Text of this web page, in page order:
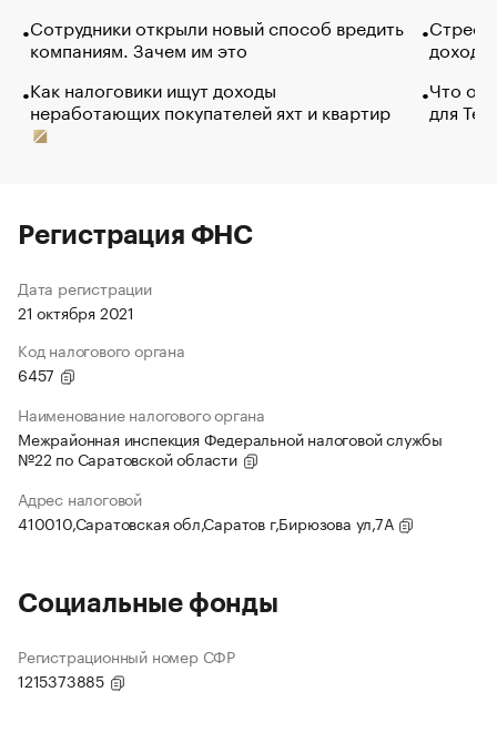
Сотрудники открыли новый способ вредить
компаниям. Зачем им это
Как налоговики ищут доходы
неработающих покупателей яхт и квартир
Что
для
Регистрация ФНС
Дата регистрации
21 октября 2021
Код налогового органа
6457
Наименование налогового органа
Межрайонная инспекция Федеральной налоговой службы
№22 по Саратовской области
Адрес налоговой
410010,Саратовская обл,Саратов г,Бирюзова ул,7А
Социальные фонды
Регистрационный номер СФР
1215373885